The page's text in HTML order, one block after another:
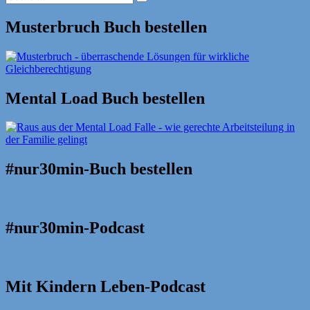
nach:
Suche
Musterbruch Buch bestellen
Mental Load Buch bestellen
#nur30min-Buch bestellen
#nur30min-Podcast
Mit Kindern Leben-Podcast